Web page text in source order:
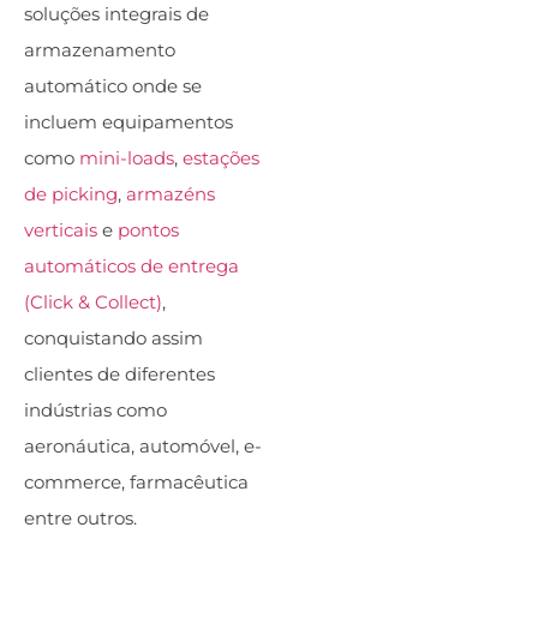
soluções integrais de
armazenamento
automático onde se
incluem equipamentos
como mini-loads, estações
de picking, armazéns
verticais e pontos
automáticos de entrega
(Click & Collect),
conquistando assim
clientes de diferentes
indústrias como
aeronáutica, automóvel, e-
commerce, farmacêutica
entre outros.